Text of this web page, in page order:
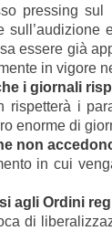
pressing sul
essere già
in vigore
i giornali
rispetterà i
enorme di
non
in cui
agli Ordini
di